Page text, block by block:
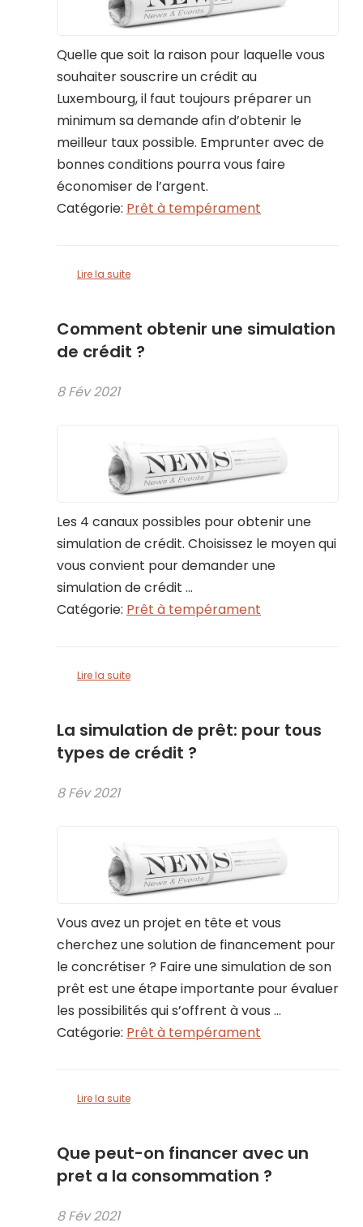
Quelle que soit la raison pour laquelle vous
souhaiter souscrire un crédit au
Luxembourg, il faut toujours préparer un
minimum sa demande afin d’obtenir le
meilleur taux possible. Emprunter avec de
bonnes conditions pourra vous faire
économiser de l’argent.
Catégorie: Prêt à tempérament
Lire la suite
Comment obtenir une simulation
de crédit ?
8 Fév 2021
Les 4 canaux possibles pour obtenir une
simulation de crédit. Choisissez le moyen qui
vous convient pour demander une
simulation de crédit ...
Catégorie: Prêt à tempérament
Lire la suite
La simulation de prêt: pour tous
types de crédit ?
8 Fév 2021
Vous avez un projet en tête et vous
cherchez une solution de financement pour
le concrétiser ? Faire une simulation de son
prêt est une étape importante pour évaluer
les possibilités qui s’offrent à vous ...
Catégorie: Prêt à tempérament
Lire la suite
Que peut-on financer avec un
pret a la consommation ?
8 Fév 2021